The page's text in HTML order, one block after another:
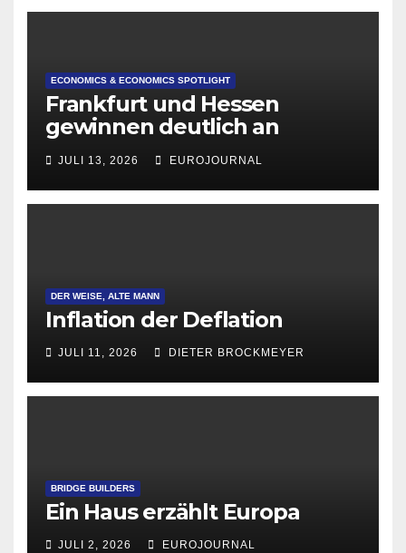
ECONOMICS & ECONOMICS SPOTLIGHT
Frankfurt und Hessen
gewinnen deutlich an
Attraktivität für Startup-
Gründungen
JULI 13, 2026 EUROJOURNAL
DER WEISE, ALTE MANN
Inflation der Deflation
JULI 11, 2026 DIETER BROCKMEYER
BRIDGE BUILDERS
Ein Haus erzählt Europa
JULI 2, 2026 EUROJOURNAL